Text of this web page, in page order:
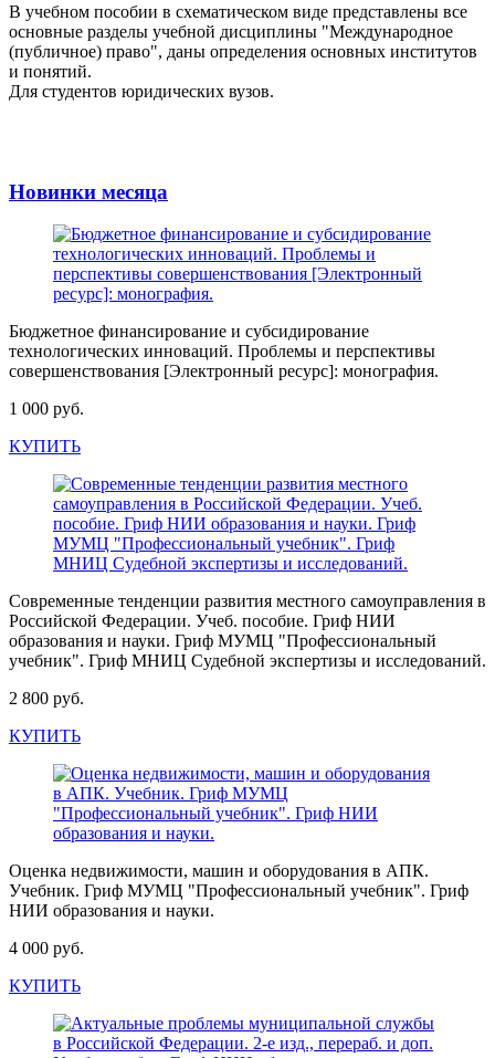
В учебном пособии в схематическом виде представлены все
основные разделы учебной дисциплины "Международное
(публичное) право", даны определения основных институтов
и понятий.
Для студентов юридических вузов.
Новинки месяца
Бюджетное финансирование и субсидирование
технологических инноваций. Проблемы и перспективы
совершенствования [Электронный ресурс]: монография.
1 000 руб.
КУПИТЬ
Современные тенденции развития местного самоуправления в
Российской Федерации. Учеб. пособие. Гриф НИИ
образования и науки. Гриф МУМЦ "Профессиональный
учебник". Гриф МНИЦ Судебной экспертизы и исследований.
2 800 руб.
КУПИТЬ
Оценка недвижимости, машин и оборудования в АПК.
Учебник. Гриф МУМЦ "Профессиональный учебник". Гриф
НИИ образования и науки.
4 000 руб.
КУПИТЬ